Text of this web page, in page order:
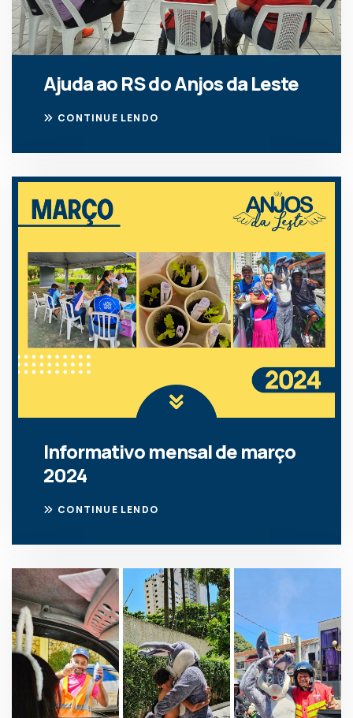
Ajuda ao RS do Anjos da Leste
CONTINUE LENDO
Informativo mensal de março
2024
CONTINUE LENDO